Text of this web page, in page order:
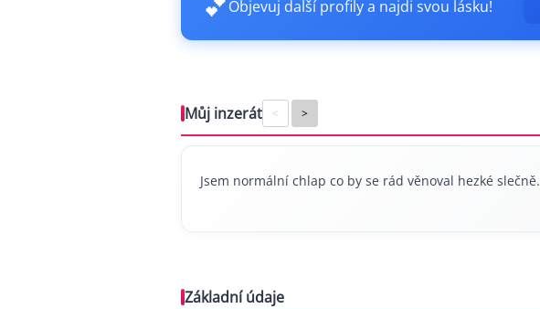
Objevuj další profily a najdi svou lásku!
Můj inzerát < >
Jsem normální chlap co by se rád věnoval hezké slečně.
Základní údaje